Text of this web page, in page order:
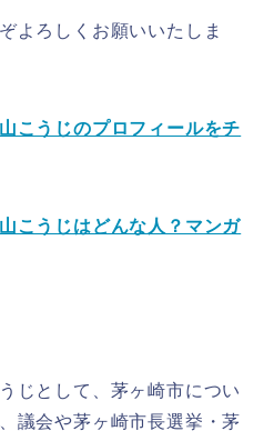
よろしくお願いいたしま
こうじのプロフィールをチ
こうじはどんな人？マンガ
じとして、茅ヶ崎市につい
議会や茅ヶ崎市長選挙・茅